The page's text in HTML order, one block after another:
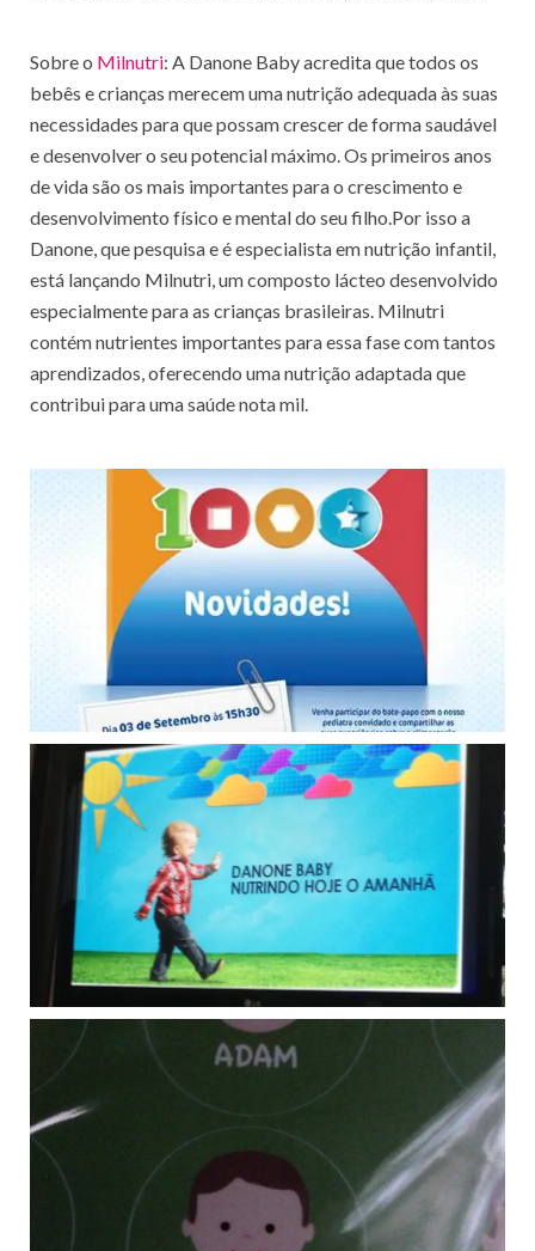
Sobre o Milnutri: A Danone Baby acredita que todos os
bebês e crianças merecem uma nutrição adequada às suas
necessidades para que possam crescer de forma saudável
e desenvolver o seu potencial máximo. Os primeiros anos
de vida são os mais importantes para o crescimento e
desenvolvimento físico e mental do seu filho.Por isso a
Danone, que pesquisa e é especialista em nutrição infantil,
está lançando Milnutri, um composto lácteo desenvolvido
especialmente para as crianças brasileiras. Milnutri
contém nutrientes importantes para essa fase com tantos
aprendizados, oferecendo uma nutrição adaptada que
contribui para uma saúde nota mil.